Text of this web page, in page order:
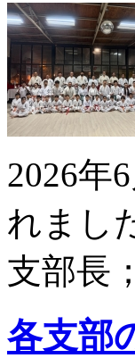
2026年
れまし
支部長
各支部